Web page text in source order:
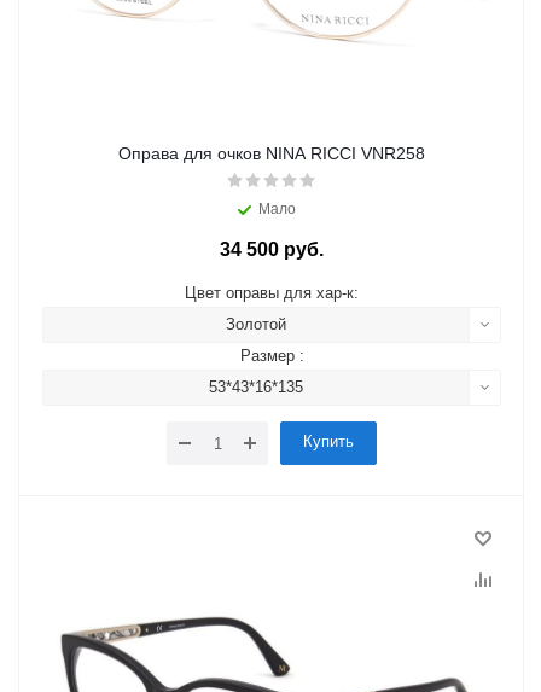
Оправа для очков NINA RICCI VNR258
Мало
34 500 руб.
Цвет оправы для хар-к:
Золотой
Размер :
53*43*16*135
Купить